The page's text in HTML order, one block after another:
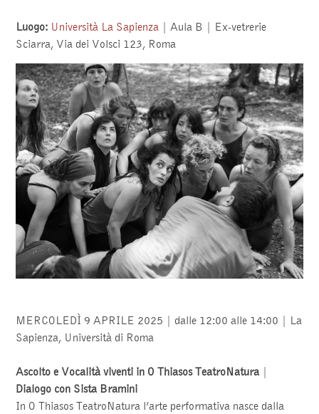
Luogo: Università La Sapienza | Aula B | Ex-vetrerie
Sciarra, Via dei Volsci 123, Roma
MERCOLEDÌ 9 APRILE 2025 | dalle 12:00 alle 14:00 | La
Sapienza, Università di Roma
Ascolto e Vocalità viventi in O Thiasos TeatroNatura |
Dialogo con Sista Bramini
In O Thiasos TeatroNatura l’arte performativa nasce dalla